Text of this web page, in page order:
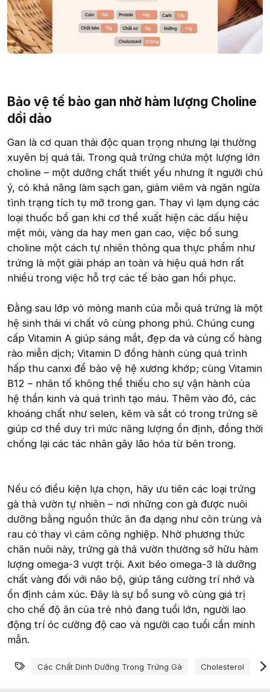
Bảo vệ tế bào gan nhờ hàm lượng Choline
dồi dào​
Gan là cơ quan thải độc quan trọng nhưng lại thường
xuyên bị quá tải. Trong quả trứng chứa một lượng lớn
choline – một dưỡng chất thiết yếu nhưng ít người chú
ý, có khả năng làm sạch gan, giảm viêm và ngăn ngừa
tình trạng tích tụ mỡ trong gan. Thay vì lạm dụng các
loại thuốc bổ gan khi cơ thể xuất hiện các dấu hiệu
mệt mỏi, vàng da hay men gan cao, việc bổ sung
choline một cách tự nhiên thông qua thực phẩm như
trứng là một giải pháp an toàn và hiệu quả hơn rất
nhiều trong việc hỗ trợ các tế bào gan hồi phục.
Đằng sau lớp vỏ mỏng manh của mỗi quả trứng là một
hệ sinh thái vi chất vô cùng phong phú. Chúng cung
cấp Vitamin A giúp sáng mắt, đẹp da và củng cố hàng
rào miễn dịch; Vitamin D đồng hành cùng quá trình
hấp thu canxi để bảo vệ hệ xương khớp; cùng Vitamin
B12 – nhân tố không thể thiếu cho sự vận hành của
hệ thần kinh và quá trình tạo máu. Thêm vào đó, các
khoáng chất như selen, kẽm và sắt có trong trứng sẽ
giúp cơ thể duy trì mức năng lượng ổn định, đồng thời
chống lại các tác nhân gây lão hóa từ bên trong.
Nếu có điều kiện lựa chọn, hãy ưu tiên các loại trứng
gà thả vườn tự nhiên – nơi những con gà được nuôi
dưỡng bằng nguồn thức ăn đa dạng như côn trùng và
rau cỏ thay vì cám công nghiệp. Nhờ phương thức
chăn nuôi này, trứng gà thả vườn thường sở hữu hàm
lượng omega-3 vượt trội. Axit béo omega-3 là dưỡng
chất vàng đối với não bộ, giúp tăng cường trí nhớ và
ổn định cảm xúc. Đây là sự bổ sung vô cùng giá trị
cho chế độ ăn của trẻ nhỏ đang tuổi lớn, người lao
động trí óc cường độ cao và người cao tuổi cần minh
mẫn.
Từ khóa
Các Chất Dinh Dưỡng Trong Trứng Gà Cholesterol